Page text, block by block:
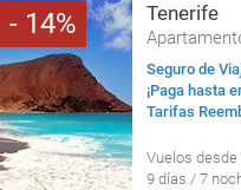
14 Tenerife
Seguro de
¡Paga hasta
Tarifas
Vuelos desde
9 días / 7